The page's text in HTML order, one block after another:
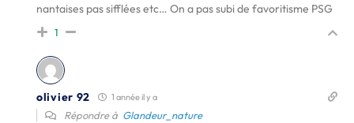
nantaises pas sifflées etc… On a pas subi de favoritisme PSG
1
olivier 92 1 année il y a
Répondre à Glandeur_nature